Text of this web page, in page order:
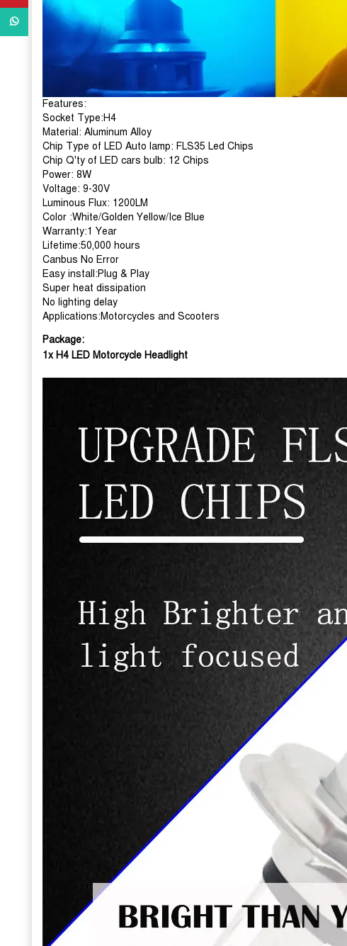
Features:
Socket Type:H4
Material: Aluminum Alloy
Chip Type of LED Auto lamp: FLS35 Led Chips
Chip Q'ty of LED cars bulb: 12 Chips
Power: 8W
Voltage: 9-30V
Luminous Flux: 1200LM
Color :White/Golden Yellow/Ice Blue
Warranty:1 Year
Lifetime:50,000 hours
Canbus No Error
Easy install:Plug & Play
Super heat dissipation
No lighting delay
Applications:Motorcycles and Scooters
Package:
1x H4 LED Motorcycle Headlight
WhatsApp